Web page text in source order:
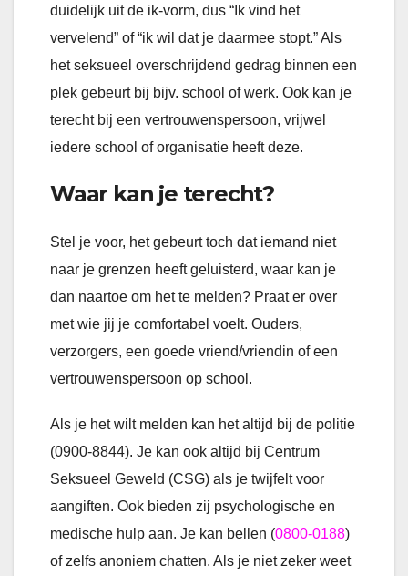
duidelijk uit de ik-vorm, dus “Ik vind het
vervelend” of “ik wil dat je daarmee stopt.” Als
het seksueel overschrijdend gedrag binnen een
plek gebeurt bij bijv. school of werk. Ook kan je
terecht bij een vertrouwenspersoon, vrijwel
iedere school of organisatie heeft deze.
Waar kan je terecht?
Stel je voor, het gebeurt toch dat iemand niet
naar je grenzen heeft geluisterd, waar kan je
dan naartoe om het te melden? Praat er over
met wie jij je comfortabel voelt. Ouders,
verzorgers, een goede vriend/vriendin of een
vertrouwenspersoon op school.
Als je het wilt melden kan het altijd bij de politie
(0900-8844). Je kan ook altijd bij Centrum
Seksueel Geweld (CSG) als je twijfelt voor
aangiften. Ook bieden zij psychologische en
medische hulp aan. Je kan bellen (0800-0188)
of zelfs anoniem chatten. Als je niet zeker weet